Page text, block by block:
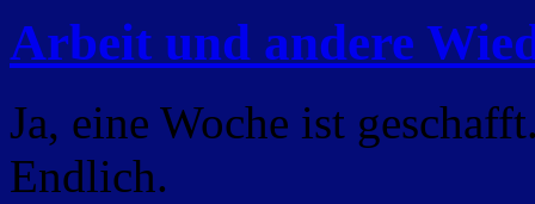
Arbeit und andere
Ja, eine Woche ist
Endlich.